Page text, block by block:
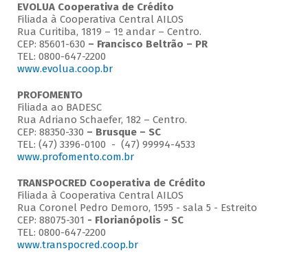
EVOLUA Cooperativa de Crédito
Filiada à Cooperativa Central AILOS
Rua Curitiba, 1819 – 1º andar – Centro.
CEP: 85601-630 – Francisco Beltrão – PR
TEL: 0800-647-2200
www.evolua.coop.br
PROFOMENTO
Filiada ao BADESC
Rua Adriano Schaefer, 182 – Centro.
CEP: 88350-330 – Brusque – SC
TEL: (47) 3396-0100 - (47) 99994-4533
www.profomento.com.br
TRANSPOCRED Cooperativa de Crédito
Filiada à Cooperativa Central AILOS
Rua Coronel Pedro Demoro, 1595 - sala 5 - Estreito
CEP: 88075-301 - Florianópolis - SC
TEL: 0800-647-2200
www.transpocred.coop.br